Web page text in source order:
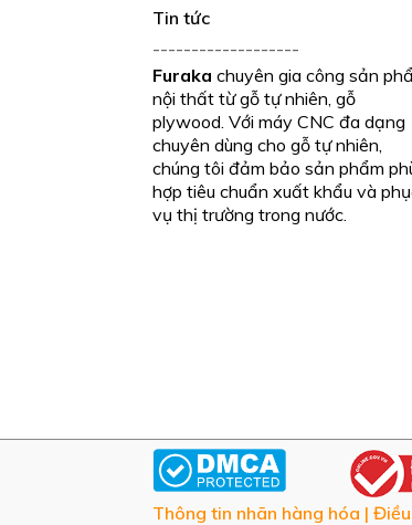
Tin tức
-------------------
Furaka chuyên gia công sản
nội thất từ gỗ tự nhiên, gỗ
plywood. Với máy CNC đa dạng
chuyên dùng cho gỗ tự nhiên,
chúng tôi đảm bảo sản phẩm
hợp tiêu chuẩn xuất khẩu và
vụ thị trường trong nước.
Thông tin nhãn hàng hóa |